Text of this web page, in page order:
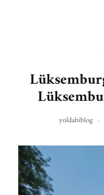
yoldabiblog